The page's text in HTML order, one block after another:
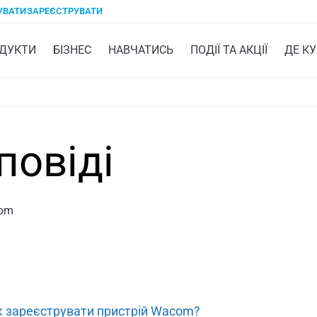
ЗАРЕЄСТРУВАТИ
БІЗНЕС НАВЧАТИСЬ ПОДІЇ ТА АКЦІЇ ДЕ
зареєструвати пристрій Wacom?